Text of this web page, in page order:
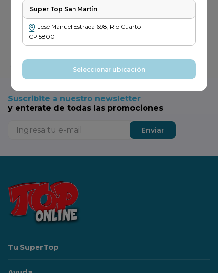
Super Top San Martín
José Manuel Estrada 698, Río Cuarto
CP5800
Seleccionar ubicación
PRECIO SIN IMPUESTOS
NACIONALES $ 2272
－
Suscribite a nuestro newsletter
y enterate de todas las promociones
Enviar
Tu SuperTop